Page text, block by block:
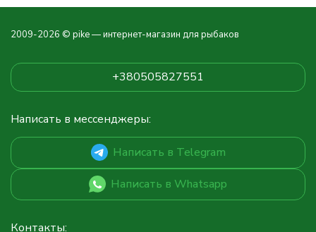
2009-2026 © pike — интернет-магазин для рыбаков
+380505827551
Написать в мессенджеры:
Написать в Telegram
Написать в Whatsapp
Контакты: